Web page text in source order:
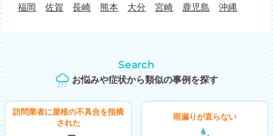
福岡 佐賀 長崎 熊本 大分 宮崎 鹿児島 沖縄
お悩みや症状から類似の事例を探す
Search
訪問業者に屋根の不具合を指摘
された
雨漏りが直らない